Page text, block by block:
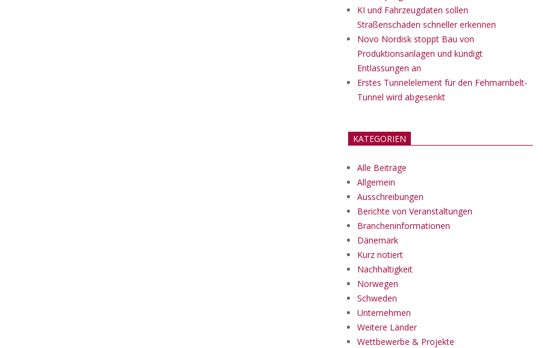
KI und Fahrzeugdaten sollen
Straßenschäden schneller erkennen
Novo Nordisk stoppt Bau von
Produktionsanlagen und kündigt
Entlassungen an
Erstes Tunnelelement für den Fehmarnbelt-
Tunnel wird abgesenkt
KATEGORIEN
Alle Beiträge
Allgemein
Ausschreibungen
Berichte von Veranstaltungen
Brancheninformationen
Dänemark
Kurz notiert
Nachhaltigkeit
Norwegen
Schweden
Unternehmen
Weitere Länder
Wettbewerbe & Projekte